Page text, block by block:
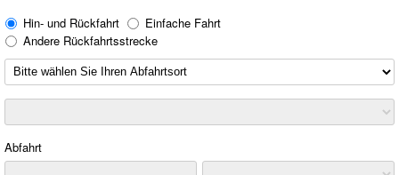
Hin- und Rückfahrt
Einfache Fahrt
Andere Rückfahrtsstrecke
Abfahrt